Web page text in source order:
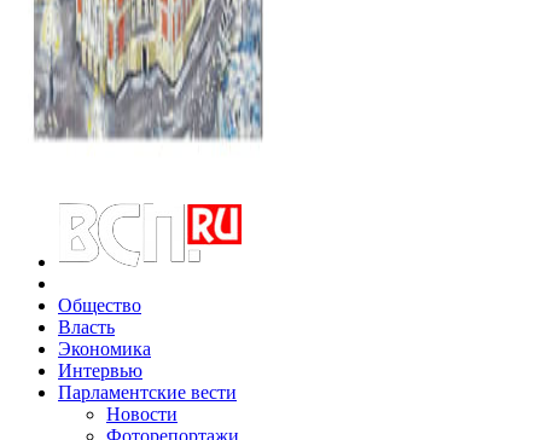
Общество
Власть
Экономика
Интервью
Парламентские вести
Новости
Фоторепортажи